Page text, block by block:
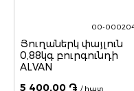
00-
Յուղաներկ փայլուն
0,88կգ բուրգունդի
ALVAN
5 400,00 ֏ / հատ